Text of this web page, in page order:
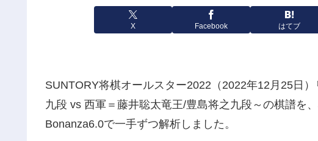
X Facebook はてブ
SUNTORY将棋オールスター2022（2022年12月25日
九段 vs 西軍＝藤井聡太竜王/豊島将之九段～の棋譜を
Bonanza6.0で一手ずつ解析しました。